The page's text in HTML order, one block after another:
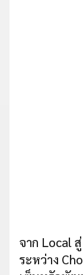
จาก Local
ระหว่าง